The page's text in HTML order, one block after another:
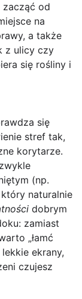
zacząć od
na
a także
z ulicy czy
się rośliny i
się
stref tak,
korytarze.
(np.
naturalnie
dobrym
zamiast
„łamć
ekrany,
czujesz